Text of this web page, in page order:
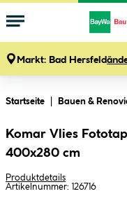
Markt: Bad Hersfeld
Startseite Bauen &
Komar Vlies
400x280 cm
Produktdetails
Artikelnummer: 126716